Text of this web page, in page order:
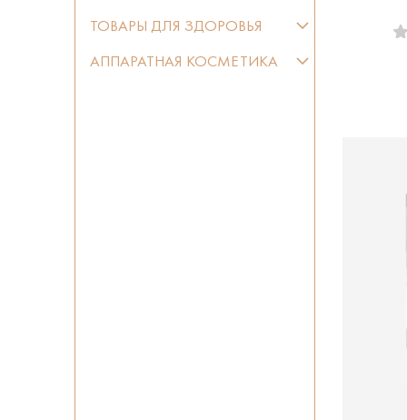
ТОВАРЫ ДЛЯ ЗДОРОВЬЯ
АППАРАТНАЯ КОСМЕТИКА